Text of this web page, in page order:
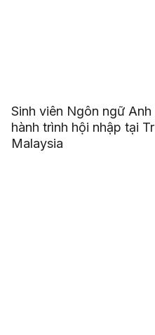
Sinh viên Ngôn ngữ
hành trình hội nhập tại
Malaysia